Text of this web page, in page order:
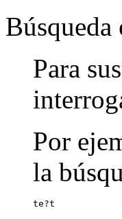
Búsqueda
Para
Por
la
te?t